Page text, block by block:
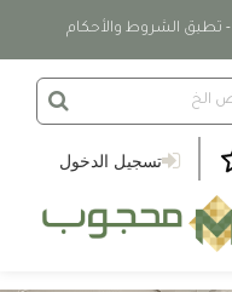
- تطبق الشروط والأحكام
تسجيل الدخول